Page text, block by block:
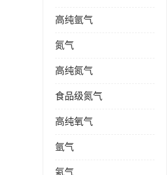
高纯氩气
氮气
高纯氮气
食品级氮气
高纯氧气
氩气
氦气